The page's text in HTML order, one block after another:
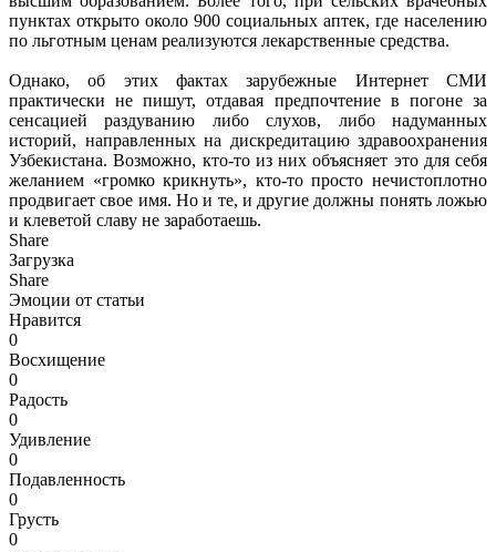
пунктах открыто около 900 социальных аптек, где населению
по льготным ценам реализуются лекарственные средства.
Однако, об этих фактах зарубежные Интернет СМИ
практически не пишут, отдавая предпочтение в погоне за
сенсацией раздуванию либо слухов, либо надуманных
историй, направленных на дискредитацию здравоохранения
Узбекистана. Возможно, кто-то из них объясняет это для себя
желанием «громко крикнуть», кто-то просто нечистоплотно
продвигает свое имя. Но и те, и другие должны понять ложью
и клеветой славу не заработаешь.
Share
Загрузка
Share
Эмоции от статьи
Нравится
0
Восхищение
0
Радость
0
Удивление
0
Подавленность
0
Грусть
0